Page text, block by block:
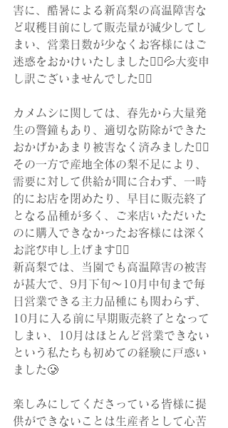
害に、酷暑による新高梨の高温障害な
ど収穫目前にして販売量が減少してし
まい、営業日数が少なくお客様にはご
迷惑をおかけいたしました🙇‍♀️💦大変申
し訳ございませんでした🙇‍♀️
カメムシに関しては、春先から大量発
生の警鐘もあり、適切な防除ができた
おかげかあまり被害なく済みました😮‍💨
その一方で産地全体の梨不足により、
需要に対して供給が間に合わず、一時
的にお店を閉めたり、早目に販売終了
となる品種が多く、ご来店いただいた
のに購入できなかったお客様には深く
お詫び申し上げます🙇‍♀️
新高梨では、当園でも高温障害の被害
が甚大で、9月下旬～10月中旬まで毎
日営業できる主力品種にも関わらず、
10月に入る前に早期販売終了となって
しまい、10月はほとんど営業できない
という私たちも初めての経験に戸惑い
ました🥲
楽しみにしてくださっている皆様に提
供ができないことは生産者として心苦